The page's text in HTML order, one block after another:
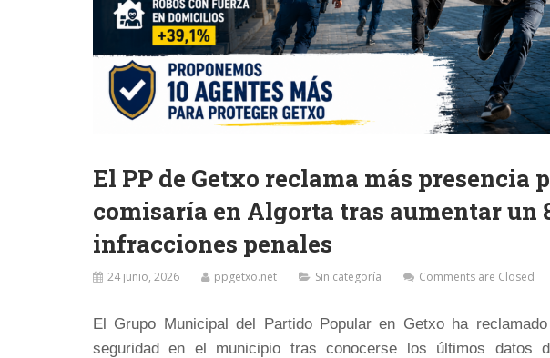
El PP de Getxo reclama más presencia
comisaría en Algorta tras aumentar un
infracciones penales
24 junio, 2026 ppgetxo.net Sin categoría Comments are Closed
El Grupo Municipal del Partido Popular en Getxo ha
seguridad en el municipio tras conocerse los últimos datos